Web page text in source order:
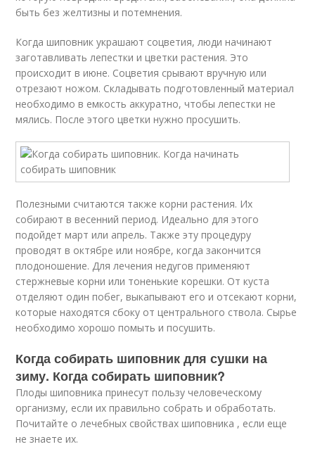
быть без желтизны и потемнения.
Когда шиповник украшают соцветия, люди начинают
заготавливать лепестки и цветки растения. Это
происходит в июне. Соцветия срывают вручную или
отрезают ножом. Складывать подготовленный материал
необходимо в емкость аккуратно, чтобы лепестки не
мялись. После этого цветки нужно просушить.
Полезными считаются также корни растения. Их
собирают в весенний период. Идеально для этого
подойдет март или апрель. Также эту процедуру
проводят в октябре или ноябре, когда закончится
плодоношение. Для лечения недугов применяют
стержневые корни или тоненькие корешки. От куста
отделяют один побег, выкапывают его и отсекают корни,
которые находятся сбоку от центрального ствола. Сырье
необходимо хорошо помыть и посушить.
Когда собирать шиповник для сушки на
зиму. Когда собирать шиповник?
Плоды шиповника принесут пользу человеческому
организму, если их правильно собрать и обработать.
Почитайте о лечебных свойствах шиповника , если еще
не знаете их.